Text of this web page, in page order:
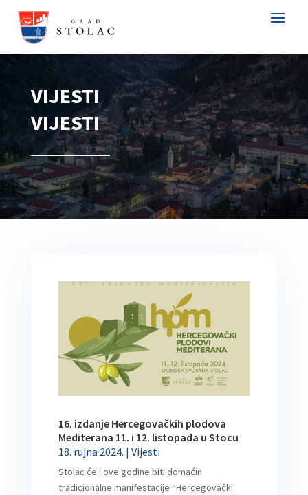
VIJESTI
VIJESTI
16. izdanje Hercegovačkih plodova
Mediterana 11. i 12. listopada u Stocu
18. rujna 2024. | Vijesti
Stolac će i ove godine biti domaćin
tradicionalne manifestacije “Hercegovački